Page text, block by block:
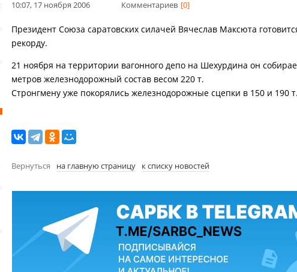
10:07, 17 ноября 2006 Комментариев [0]
Президент Союза саратовских силачей Вячеслав Максюта
рекорду.
21 ноября на территории вагонного депо на Шехурдина он
метров железнодорожный состав весом 220 т.
Стронгмену уже покорялись железнодорожные сцепки в 150 и 190 т.
Вернуться на главную страницу к списку новостей